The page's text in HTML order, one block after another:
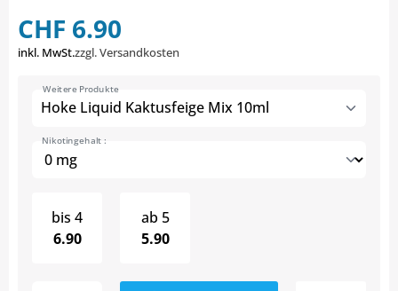
CHF 6.90
inkl. MwSt.zzgl. Versandkosten
Hoke Liquid Kaktusfeige Mix 10ml
Weitere Produkte
Nikotingehalt :
bis 4
6.90
ab 5
5.90